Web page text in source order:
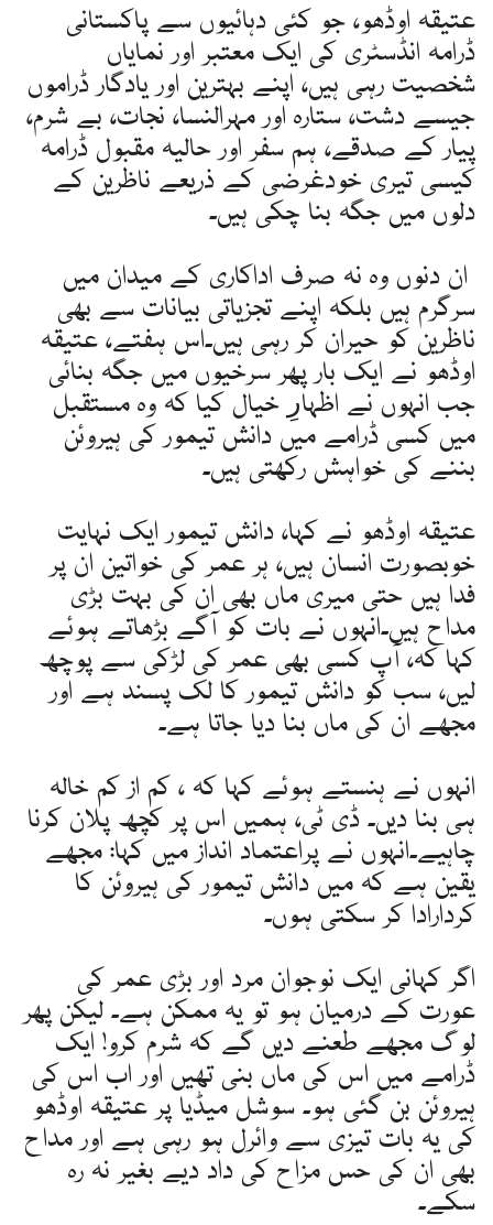
عتیقہ اوڈھو، جو کئی دہائیوں سے پاکستانی
ڈرامہ انڈسٹری کی ایک معتبر اور نمایاں
شخصیت رہی ہیں، اپنے بہترین اور یادگار ڈراموں
جیسے دشت، ستارہ اور مہرالنسا، نجات، بے شرم،
پیار کے صدقے، ہم سفر اور حالیہ مقبول ڈرامہ
کیسی تیری خودغرضی کے ذریعے ناظرین کے
دلوں میں جگہ بنا چکی ہیں۔
ان دنوں وہ نہ صرف اداکاری کے میدان میں
سرگرم ہیں بلکہ اپنے تجزیاتی بیانات سے بھی
ناظرین کو حیران کر رہی ہیں۔اس ہفتے، عتیقہ
اوڈھو نے ایک بار پھر سرخیوں میں جگہ بنائی
جب انہوں نے اظہارِ خیال کیا کہ وہ مستقبل
میں کسی ڈرامے میں دانش تیمور کی ہیروئن
بننے کی خواہش رکھتی ہیں۔
عتیقہ اوڈھو نے کہا، دانش تیمور ایک نہایت
خوبصورت انسان ہیں، ہر عمر کی خواتین ان پر
فدا ہیں حتی میری ماں بھی ان کی بہت بڑی
مداح ہیں۔انہوں نے بات کو آگے بڑھاتے ہوئے
کہا کہ، آپ کسی بھی عمر کی لڑکی سے پوچھ
لیں، سب کو دانش تیمور کا لک پسند ہے اور
مجھے ان کی ماں بنا دیا جاتا ہے۔
انہوں نے ہنستے ہوئے کہا کہ ، کم از کم خالہ
ہی بنا دیں۔ ڈی ٹی، ہمیں اس پر کچھ پلان کرنا
چاہیے۔انہوں نے پراعتماد انداز میں کہا: مجھے
یقین ہے کہ میں دانش تیمور کی ہیروئن کا
کردارادا کر سکتی ہوں۔
اگر کہانی ایک نوجوان مرد اور بڑی عمر کی
عورت کے درمیان ہو تو یہ ممکن ہے۔ لیکن پھر
لوگ مجھے طعنے دیں گے کہ شرم کرو! ایک
ڈرامے میں اس کی ماں بنی تھیں اور اب اس کی
ہیروئن بن گئی ہو۔ سوشل میڈیا پر عتیقہ اوڈھو
کی یہ بات تیزی سے وائرل ہو رہی ہے اور مداح
بھی ان کی حس مزاح کی داد دیے بغیر نہ رہ
سکے۔